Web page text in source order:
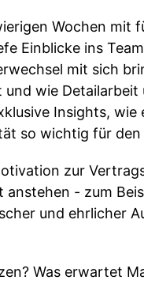
Wochen mit
Einblicke ins
mit sich
wie Detailarbeit
Insights,
so wichtig für
zur
- zum
und ehrlicher
Was erwartet